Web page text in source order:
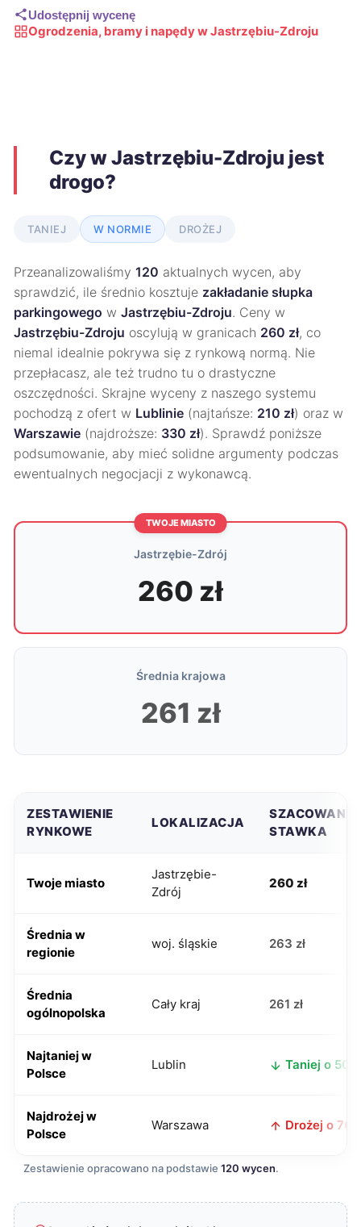
Udostępnij wycenę
Ogrodzenia, bramy i napędy w Jastrzębiu-Zdroju
Czy w Jastrzębiu-Zdroju jest
drogo?
TANIEJ W NORMIE DROŻEJ
Przeanalizowaliśmy 120 aktualnych wycen, aby
sprawdzić, ile średnio kosztuje zakładanie słupka
parkingowego w Jastrzębiu-Zdroju. Ceny w
Jastrzębiu-Zdroju oscylują w granicach 260 zł, co
niemal idealnie pokrywa się z rynkową normą. Nie
przepłacasz, ale też trudno tu o drastyczne
oszczędności. Skrajne wyceny z naszego systemu
pochodzą z ofert w Lublinie (najtańsze: 210 zł) oraz w
Warszawie (najdroższe: 330 zł). Sprawdź poniższe
podsumowanie, aby mieć solidne argumenty podczas
ewentualnych negocjacji z wykonawcą.
TWOJE MIASTO
Jastrzębie-Zdrój
260 zł
Średnia krajowa
261 zł
ZESTAWIENIE
RYNKOWE
LOKALIZACJA
SZACOWANA
STAWKA
Twoje miasto
Jastrzębie-
Zdrój
260 zł
Średnia w
regionie
woj. śląskie 263 zł
Średnia
ogólnopolska
Cały kraj 261 zł
Najtaniej w
Polsce
Lublin Taniej o 50
Najdrożej w
Polsce
Warszawa Drożej o 70
Zestawienie opracowano na podstawie 120 wycen.